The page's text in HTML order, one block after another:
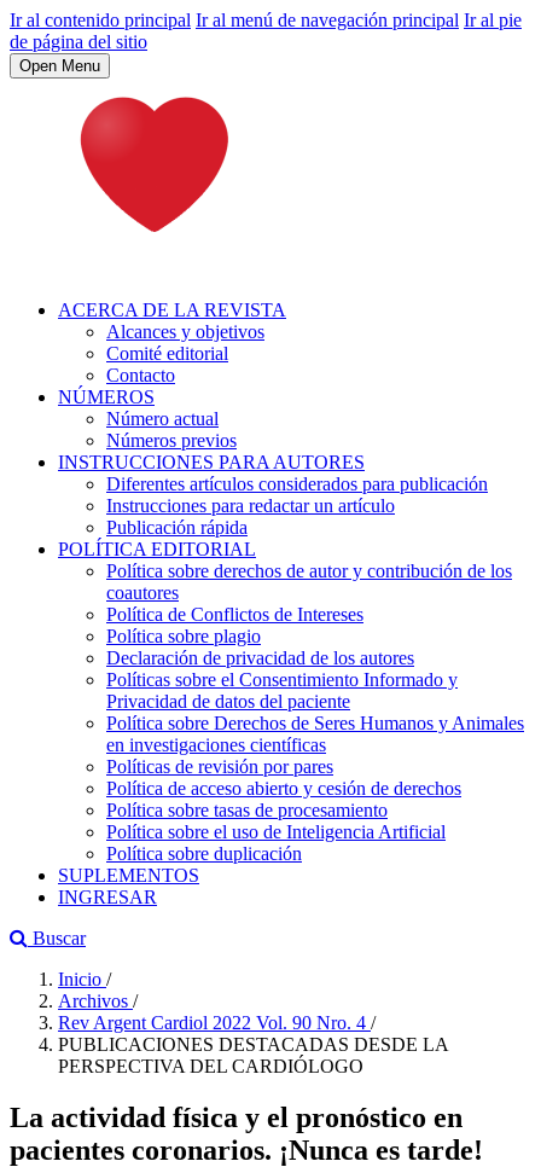
Ir al contenido principal Ir al menú de navegación principal Ir al pie
de página del sitio
Open Menu
ACERCA DE LA REVISTA
Alcances y objetivos
Comité editorial
Contacto
NÚMEROS
Número actual
Números previos
INSTRUCCIONES PARA AUTORES
Diferentes artículos considerados para publicación
Instrucciones para redactar un artículo
Publicación rápida
POLÍTICA EDITORIAL
Política sobre derechos de autor y contribución de los
coautores
Política de Conflictos de Intereses
Política sobre plagio
Declaración de privacidad de los autores
Políticas sobre el Consentimiento Informado y
Privacidad de datos del paciente
Política sobre Derechos de Seres Humanos y Animales
en investigaciones científicas
Políticas de revisión por pares
Política de acceso abierto y cesión de derechos
Política sobre tasas de procesamiento
Política sobre el uso de Inteligencia Artificial
Política sobre duplicación
SUPLEMENTOS
INGRESAR
Buscar
Inicio /
Archivos /
Rev Argent Cardiol 2022 Vol. 90 Nro. 4 /
PUBLICACIONES DESTACADAS DESDE LA
PERSPECTIVA DEL CARDIÓLOGO
La actividad física y el pronóstico en
pacientes coronarios. ¡Nunca es tarde!